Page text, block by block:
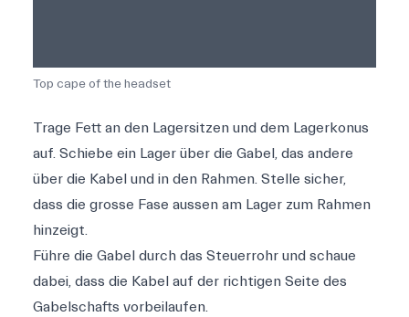
Top cape of the headset
Trage Fett an den Lagersitzen und dem Lagerkonus
auf. Schiebe ein Lager über die Gabel, das andere
über die Kabel und in den Rahmen. Stelle sicher,
dass die grosse Fase aussen am Lager zum Rahmen
hinzeigt.
Führe die Gabel durch das Steuerrohr und schaue
dabei, dass die Kabel auf der richtigen Seite des
Gabelschafts vorbeilaufen.